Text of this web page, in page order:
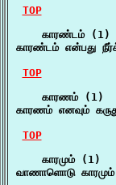
TOP
    காரண்டம் (1)
காரண்டம் என்பது
TOP
    காரணம் (1)
காரணம் எனவும்
TOP
    காரமும் (1)
வாணாளொடு காரமும்